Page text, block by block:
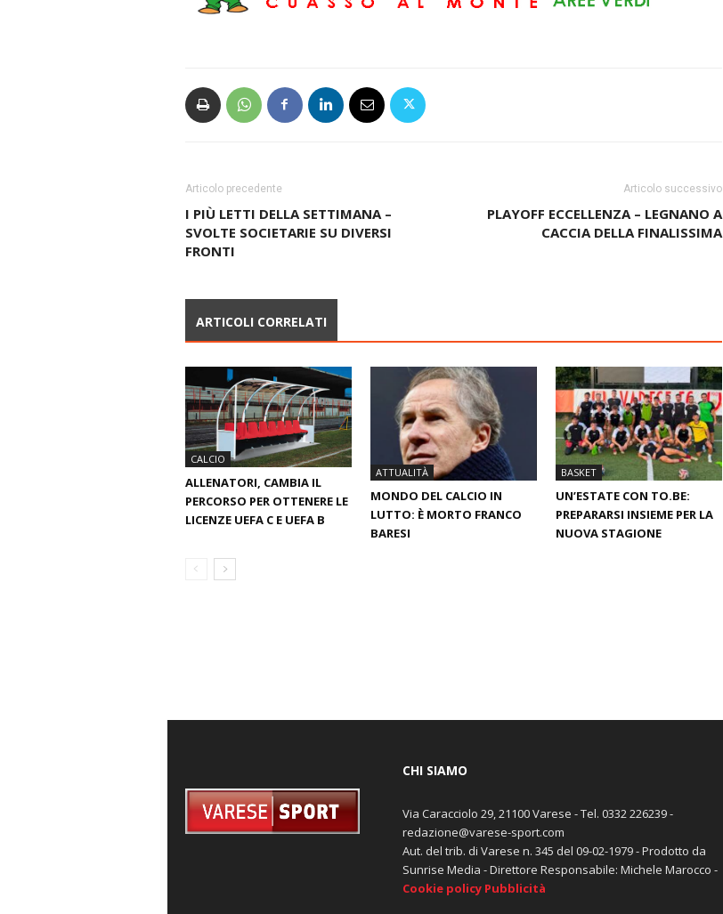
Articolo precedente
I PIÙ LETTI DELLA SETTIMANA –
SVOLTE SOCIETARIE SU DIVERSI
FRONTI
Articolo successivo
PLAYOFF ECCELLENZA – LEGNANO A
CACCIA DELLA FINALISSIMA
ARTICOLI CORRELATI
CALCIO
ALLENATORI, CAMBIA IL
PERCORSO PER OTTENERE LE
LICENZE UEFA C E UEFA B
ATTUALITÀ
MONDO DEL CALCIO IN
LUTTO: È MORTO FRANCO
BARESI
BASKET
UN’ESTATE CON TO.BE:
PREPARARSI INSIEME PER LA
NUOVA STAGIONE
CHI SIAMO
Via Caracciolo 29, 21100 Varese - Tel. 0332 226239 -
redazione@varese-sport.com
Aut. del trib. di Varese n. 345 del 09-02-1979 - Prodotto da
Sunrise Media - Direttore Responsabile: Michele Marocco -
Cookie policy Pubblicità